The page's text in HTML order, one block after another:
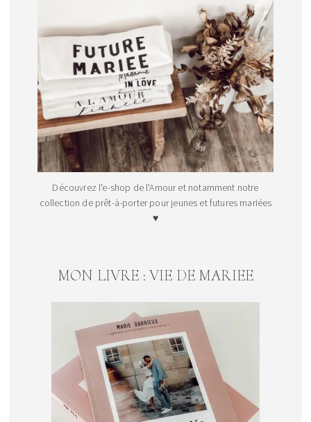
Découvrez l'e-shop de l'Amour et notamment notre
collection de prêt-à-porter pour jeunes et futures mariées
♥
MON LIVRE : VIE DE MARIEE